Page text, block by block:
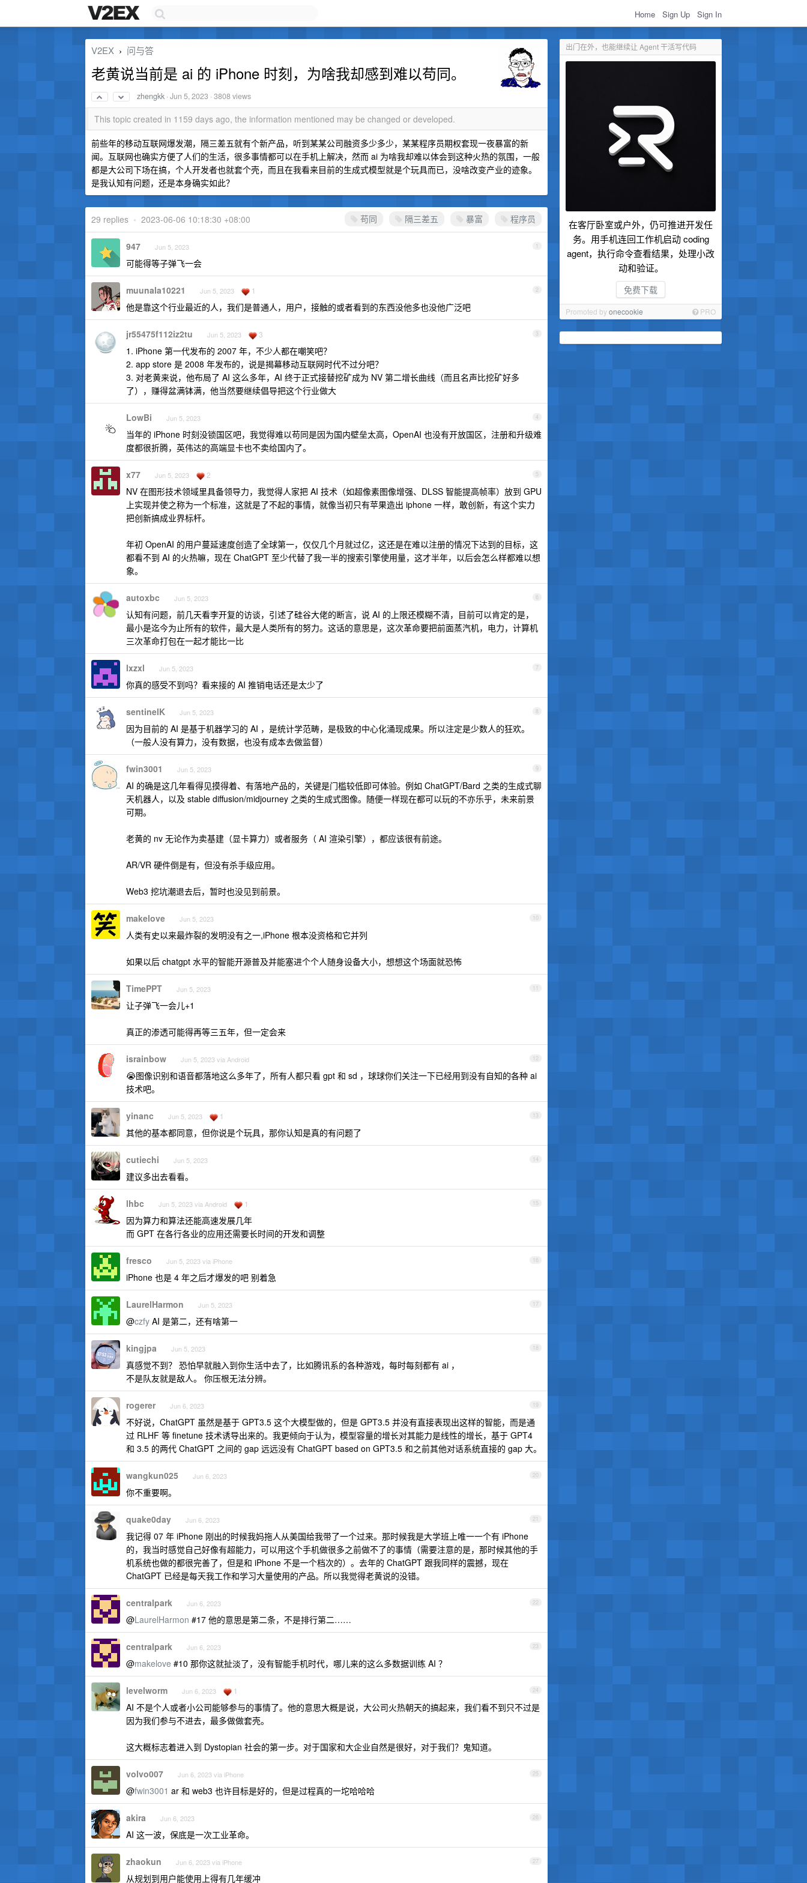
Home Sign Up Sign In
出门在外，也能继续让 Agent 干活写代码
在客厅卧室或户外，仍可推进开发任
务。用手机连回工作机启动 coding
agent，执行命令查看结果，处理小改
动和验证。
免费下载
Promoted byonecookie PRO
V2EX › 问与答
老黄说当前是 ai 的 iPhone 时刻，为啥我却感到难以苟同。
zhengkk ·Jun 5, 2023 · 3808 views
This topic created in 1159 days ago, the information mentioned may be changed or developed.
前些年的移动互联网爆发潮，隔三差五就有个新产品，听到某某公司融资多少多少，某某程序员期权套现一夜暴富的新
闻。互联网也确实方便了人们的生活，很多事情都可以在手机上解决，然而 ai 为啥我却难以体会到这种火热的氛围，一般
都是大公司下场在搞，个人开发者也就套个壳，而且在我看来目前的生成式模型就是个玩具而已，没啥改变产业的迹象。
是我认知有问题，还是本身确实如此？
苟同 隔三差五 暴富 程序员
29 replies • 2023-06-06 10:18:30 +08:00
1
947 Jun 5, 2023
可能得等子弹飞一会
2
muunala10221 Jun 5, 2023 1
他是靠这个行业最近的人，我们是普通人，用户，接触的或者看到的东西没他多也没他广泛吧
3
jr55475f112iz2tu Jun 5, 2023 3
1. iPhone 第一代发布的 2007 年，不少人都在嘲笑吧？
2. app store 是 2008 年发布的，说是揭幕移动互联网时代不过分吧？
3. 对老黄来说，他布局了 AI 这么多年，AI 终于正式接替挖矿成为 NV 第二增长曲线（而且名声比挖矿好多
了），赚得盆满钵满，他当然要继续倡导把这个行业做大
4
LowBi Jun 5, 2023
当年的 iPhone 时刻没锁国区吧，我觉得难以苟同是因为国内壁垒太高，OpenAI 也没有开放国区，注册和升级难
度都很折腾，英伟达的高端显卡也不卖给国内了。
5
x77 Jun 5, 2023 2
NV 在图形技术领域里具备领导力，我觉得人家把 AI 技术（如超像素图像增强、DLSS 智能提高帧率）放到 GPU
上实现并使之称为一个标准，这就是了不起的事情，就像当初只有苹果造出 iphone 一样，敢创新，有这个实力
把创新搞成业界标杆。
年初 OpenAI 的用户蔓延速度创造了全球第一，仅仅几个月就过亿，这还是在难以注册的情况下达到的目标，这
都看不到 AI 的火热嘛，现在 ChatGPT 至少代替了我一半的搜索引擎使用量，这才半年，以后会怎么样都难以想
象。
6
autoxbc Jun 5, 2023
认知有问题，前几天看李开复的访谈，引述了硅谷大佬的断言，说 AI 的上限还模糊不清，目前可以肯定的是，
最小是迄今为止所有的软件，最大是人类所有的努力。这话的意思是，这次革命要把前面蒸汽机，电力，计算机
三次革命打包在一起才能比一比
7
lxzxl Jun 5, 2023
你真的感受不到吗？看来接的 AI 推销电话还是太少了
8
sentinelK Jun 5, 2023
因为目前的 AI 是基于机器学习的 AI ，是统计学范畴，是极致的中心化涌现成果。所以注定是少数人的狂欢。
（一般人没有算力，没有数据，也没有成本去做监督）
9
fwin3001 Jun 5, 2023
AI 的确是这几年看得见摸得着、有落地产品的，关键是门槛较低即可体验。例如 ChatGPT/Bard 之类的生成式聊
天机器人，以及 stable diffusion/midjourney 之类的生成式图像。随便一样现在都可以玩的不亦乐乎，未来前景
可期。
老黄的 nv 无论作为卖基建（显卡算力）或者服务（ AI 渲染引擎），都应该很有前途。
AR/VR 硬件倒是有，但没有杀手级应用。
Web3 挖坑潮退去后，暂时也没见到前景。
10
makelove Jun 5, 2023
人类有史以来最炸裂的发明没有之一,iPhone 根本没资格和它并列
如果以后 chatgpt 水平的智能开源普及并能塞进个个人随身设备大小，想想这个场面就恐怖
11
TimePPT Jun 5, 2023
让子弹飞一会儿+1
真正的渗透可能得再等三五年，但一定会来
12
israinbow Jun 5, 2023 via Android
😭图像识别和语音都落地这么多年了，所有人都只看 gpt 和 sd ，球球你们关注一下已经用到没有自知的各种 ai
技术吧。
13
yinanc Jun 5, 2023 1
其他的基本都同意，但你说是个玩具，那你认知是真的有问题了
14
cutiechi Jun 5, 2023
建议多出去看看。
15
lhbc Jun 5, 2023 via Android 1
因为算力和算法还能高速发展几年
而 GPT 在各行各业的应用还需要长时间的开发和调整
16
fresco Jun 5, 2023 via iPhone
iPhone 也是 4 年之后才爆发的吧 别着急
17
LaurelHarmon Jun 5, 2023
@czfy AI 是第二，还有啥第一
18
kingjpa Jun 5, 2023
真感觉不到？ 恐怕早就融入到你生活中去了，比如腾讯系的各种游戏，每时每刻都有 ai ，
不是队友就是敌人。 你压根无法分辨。
19
rogerer Jun 6, 2023
不好说，ChatGPT 虽然是基于 GPT3.5 这个大模型做的，但是 GPT3.5 并没有直接表现出这样的智能，而是通
过 RLHF 等 finetune 技术诱导出来的。我更倾向于认为，模型容量的增长对其能力是线性的增长，基于 GPT4
和 3.5 的两代 ChatGPT 之间的 gap 远远没有 ChatGPT based on GPT3.5 和之前其他对话系统直接的 gap 大。
20
wangkun025 Jun 6, 2023
你不重要啊。
21
quake0day Jun 6, 2023
我记得 07 年 iPhone 刚出的时候我妈拖人从美国给我带了一个过来。那时候我是大学班上唯一一个有 iPhone
的，我当时感觉自己好像有超能力，可以用这个手机做很多之前做不了的事情（需要注意的是，那时候其他的手
机系统也做的都很完善了，但是和 iPhone 不是一个档次的）。去年的 ChatGPT 跟我同样的震撼，现在
ChatGPT 已经是每天我工作和学习大量使用的产品。所以我觉得老黄说的没错。
22
centralpark Jun 6, 2023
@LaurelHarmon #17 他的意思是第二条，不是排行第二……
23
centralpark Jun 6, 2023
@makelove #10 那你这就扯淡了，没有智能手机时代，哪儿来的这么多数据训练 AI ？
24
levelworm Jun 6, 2023 1
AI 不是个人或者小公司能够参与的事情了。他的意思大概是说，大公司火热朝天的搞起来，我们看不到只不过是
因为我们参与不进去，最多做做套壳。
这大概标志着进入到 Dystopian 社会的第一步。对于国家和大企业自然是很好，对于我们？鬼知道。
25
volvo007 Jun 6, 2023 via iPhone
@fwin3001 ar 和 web3 也许目标是好的，但是过程真的一坨哈哈哈
26
akira Jun 6, 2023
AI 这一波，保底是一次工业革命。
27
zhaokun Jun 6, 2023 via iPhone
从规划到用户能使用上得有几年缓冲